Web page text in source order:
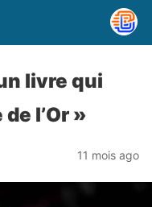
livre qui
l’Or »
11 mois ago